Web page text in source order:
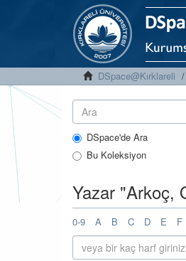
DSpace@Kırklareli
DSpace'de Ara
Bu Koleksiyon
Yazar "Arkoç,
0-9 A B C D E F